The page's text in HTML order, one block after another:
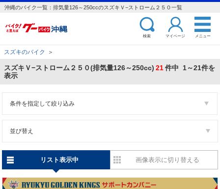
沖縄のバイク一覧：排気量126～250ccのスズキＶ−ストローム２５０一覧
検索 マイページ メニュー
スズキのバイク ＞
スズキＶ−ストローム２５０(排気量126～250cc) 21件中 1～21件を
表示
条件を指定して絞り込み
並び替え
リスト表示中 画像表示に切り替える